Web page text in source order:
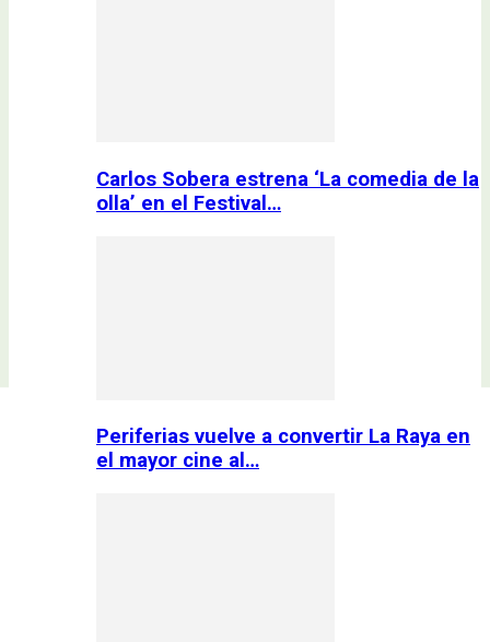
Carlos Sobera estrena ‘La comedia de la
olla’ en el Festival…
Periferias vuelve a convertir La Raya en
el mayor cine al…